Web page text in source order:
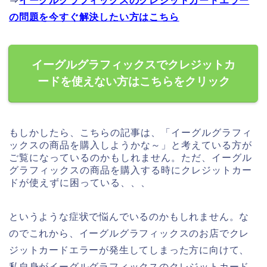
の問題を今すぐ解決したい方はこちら
イーグルグラフィックスでクレジットカ
ードを使えない方はこちらをクリック
もしかしたら、こちらの記事は、「イーグルグラフィ
ックスの商品を購入しようかな～」と考えている方が
ご覧になっているのかもしれません。ただ、イーグル
グラフィックスの商品を購入する時にクレジットカー
ドが使えずに困っている、、、
というような症状で悩んでいるのかもしれません。な
のでこれから、イーグルグラフィックスのお店でクレ
ジットカードエラーが発生してしまった方に向けて、